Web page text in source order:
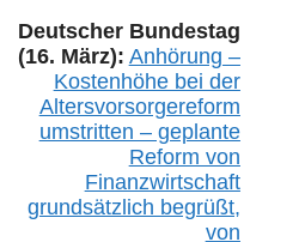
Deutscher Bundestag
(16. März): Anhörung –
Kostenhöhe bei der
Altersvorsorgereform
umstritten – geplante
Reform von
Finanzwirtschaft
grundsätzlich begrüßt,
von